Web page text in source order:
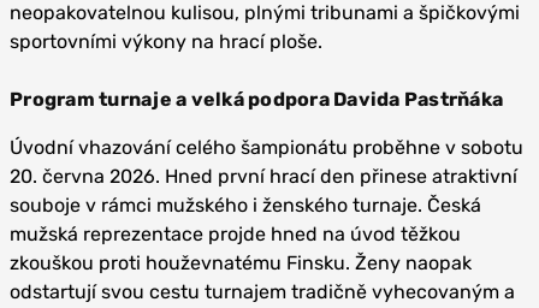
neopakovatelnou kulisou, plnými tribunami a špičkovými
sportovními výkony na hrací ploše.
Program turnaje a velká podpora Davida Pastrňáka
Úvodní vhazování celého šampionátu proběhne v sobotu
20. června 2026. Hned první hrací den přinese atraktivní
souboje v rámci mužského i ženského turnaje. Česká
mužská reprezentace projde hned na úvod těžkou
zkouškou proti houževnatému Finsku. Ženy naopak
odstartují svou cestu turnajem tradičně vyhecovaným a